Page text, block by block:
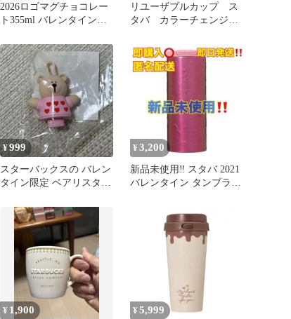
2026ロゴマグチョコレー
ト355ml バレンタイン
リユーザブルカップ ス
タバ カラーチェンジン
スマス
¥999
スターバックスの バレン
タイン限定 ベアリスタ型
¥ 3,200
新品未使用‼️ スタバ 2021
バレンタイン タンブラー
¥ 1,900 ¥ 5,999